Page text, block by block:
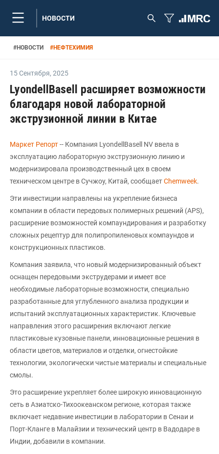
НОВОСТИ
#НОВОСТИ #НЕФТЕХИМИЯ
15 Сентября, 2025
LyondellBasell расширяет возможности
благодаря новой лабораторной
экструзионной линии в Китае
Маркет Репорт-- Компания LyondellBasell NV ввела в
эксплуатацию лабораторную экструзионную линию и
модернизировала производственный цех в своем
техническом центре в Сучжоу, Китай, сообщаетChemweek.
Эти инвестиции направлены на укрепление бизнеса
компании в области передовых полимерных решений (APS),
расширение возможностей компаундирования и разработку
сложных рецептур для полипропиленовых компаундов и
конструкционных пластиков.
Компания заявила, что новый модернизированный объект
оснащен передовыми экструдерами и имеет все
необходимые лабораторные возможности, специально
разработанные для углубленного анализа продукции и
испытаний эксплуатационных характеристик. Ключевые
направления этого расширения включают легкие
пластиковые кузовные панели, инновационные решения в
области цветов, материалов и отделки, огнестойкие
технологии, экологически чистые материалы и специальные
смолы.
Это расширение укрепляет более широкую инновационную
сеть в Азиатско-Тихоокеанском регионе, которая также
включает недавние инвестиции в лаборатории в Сенаи и
Порт-Кланге в Малайзии и технический центр в Вадодаре в
Индии, добавили в компании.